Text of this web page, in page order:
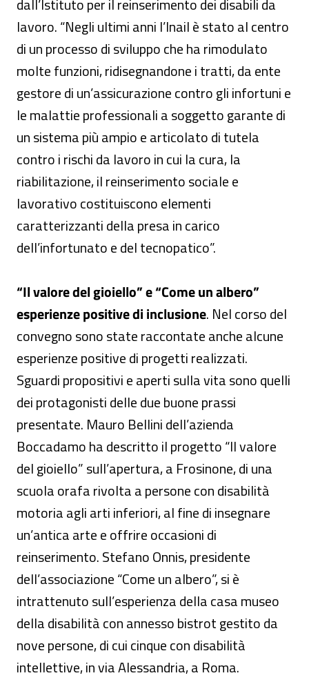
dall’Istituto per il reinserimento dei disabili da
lavoro. “Negli ultimi anni l’Inail è stato al centro
di un processo di sviluppo che ha rimodulato
molte funzioni, ridisegnandone i tratti, da ente
gestore di un’assicurazione contro gli infortuni e
le malattie professionali a soggetto garante di
un sistema più ampio e articolato di tutela
contro i rischi da lavoro in cui la cura, la
riabilitazione, il reinserimento sociale e
lavorativo costituiscono elementi
caratterizzanti della presa in carico
dell’infortunato e del tecnopatico”.
“Il valore del gioiello” e “Come un albero”
esperienze positive di inclusione. Nel corso del
convegno sono state raccontate anche alcune
esperienze positive di progetti realizzati.
Sguardi propositivi e aperti sulla vita sono quelli
dei protagonisti delle due buone prassi
presentate. Mauro Bellini dell’azienda
Boccadamo ha descritto il progetto “Il valore
del gioiello” sull’apertura, a Frosinone, di una
scuola orafa rivolta a persone con disabilità
motoria agli arti inferiori, al fine di insegnare
un’antica arte e offrire occasioni di
reinserimento. Stefano Onnis, presidente
dell’associazione “Come un albero”, si è
intrattenuto sull’esperienza della casa museo
della disabilità con annesso bistrot gestito da
nove persone, di cui cinque con disabilità
intellettive, in via Alessandria, a Roma.